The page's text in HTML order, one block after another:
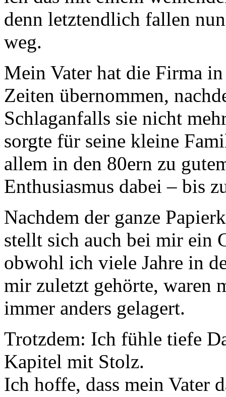
denn letztendlich fallen
weg.
Mein Vater hat die Firma
Zeiten übernommen,
Schlaganfalls sie nicht
sorgte für seine kleine
allem in den 80ern zu
Enthusiasmus dabei – bis
Nachdem der ganze
stellt sich auch bei mir ein
obwohl ich viele Jahre in
mir zuletzt gehörte, waren
immer anders gelagert.
Trotzdem: Ich fühle tiefe
Kapitel mit Stolz.
Ich hoffe, dass mein Vater